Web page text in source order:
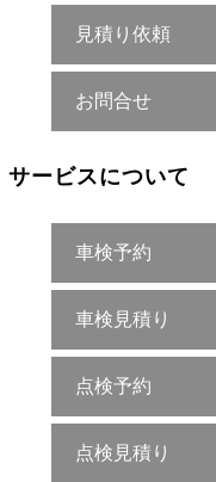
見積り依頼
お問合せ
サービスについて
車検予約
車検見積り
点検予約
点検見積り